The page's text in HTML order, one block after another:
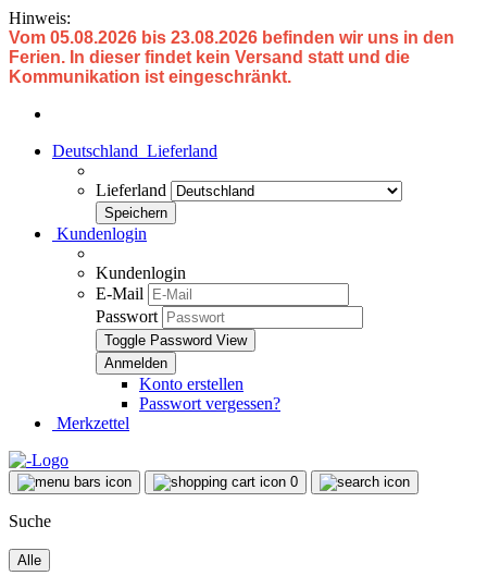
Hinweis:
Vom 05.08.2026 bis 23.08.2026 befinden wir uns in den
Ferien. In dieser findet kein Versand statt und die
Kommunikation ist eingeschränkt.
Deutschland Lieferland
Lieferland
Kundenlogin
Kundenlogin
E-Mail
Passwort
Toggle Password View
Konto erstellen
Passwort vergessen?
Merkzettel
0
Suche
Alle